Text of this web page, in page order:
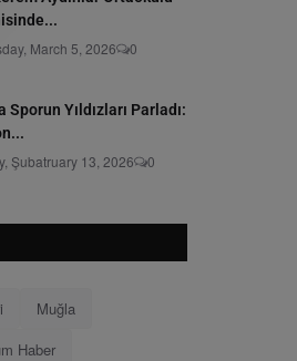
March 5, 2026 0
Sporun Yıldızları Parladı:
Şubatruary 13, 2026 0
Muğla
Haber